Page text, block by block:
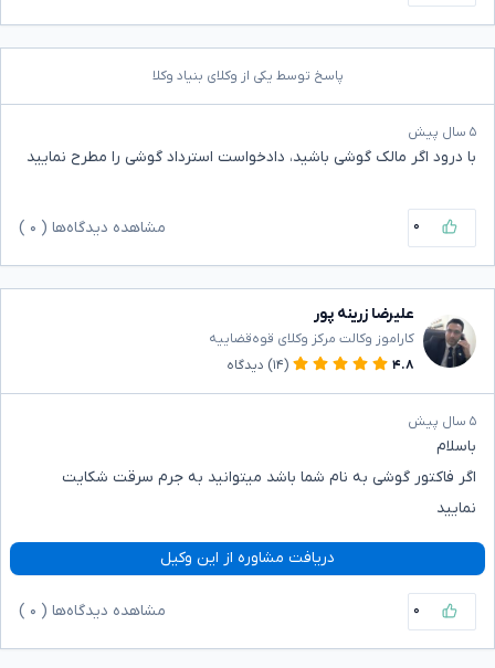
پاسخ توسط یکی از وکلای بنیاد وکلا
۵ سال پیش
با درود اگر مالک گوشی باشید، دادخواست استرداد گوشی را مطرح نمایید
۰ مشاهده دیدگاه‌ها ( ۰
علیرضا زرینه پور
کاراموز وکالت مرکز وکلای قوه‌قضاییه
۴.۸
(۱۴) دیدگاه
۵ سال پیش
باسلام
اگر فاکتور گوشی به نام شما باشد میتوانید به جرم سرقت شکایت
نمایید
دریافت مشاوره از این وکیل
۰ مشاهده دیدگاه‌ها ( ۰